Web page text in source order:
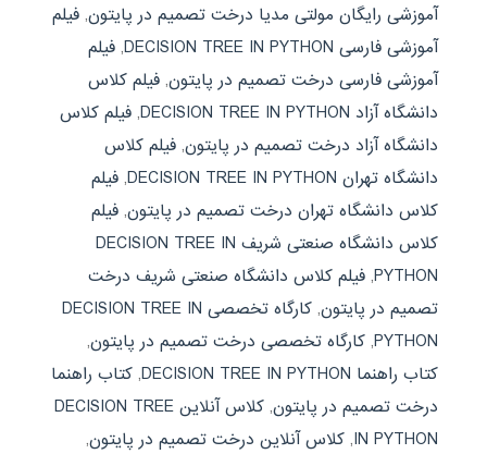
آموزشی رایگان مولتی مدیا درخت تصمیم در پایتون, فیلم
آموزشی فارسی DECISION TREE IN PYTHON
, فیلم
آموزشی فارسی درخت تصمیم در پایتون, فیلم کلاس
دانشگاه آزاد DECISION TREE IN PYTHON
, فیلم کلاس
دانشگاه آزاد درخت تصمیم در پایتون, فیلم کلاس
دانشگاه تهران DECISION TREE IN PYTHON
, فیلم
کلاس دانشگاه تهران درخت تصمیم در پایتون, فیلم
کلاس دانشگاه صنعتی شریف DECISION TREE IN
PYTHON
, فیلم کلاس دانشگاه صنعتی شریف درخت
تصمیم در پایتون,
کارگاه تخصصی DECISION TREE IN
PYTHON
, کارگاه تخصصی درخت تصمیم در پایتون,
کتاب راهنما DECISION TREE IN PYTHON
, کتاب راهنما
درخت تصمیم در پایتون,
کلاس آنلاین DECISION TREE
IN PYTHON
, کلاس آنلاین درخت تصمیم در پایتون,